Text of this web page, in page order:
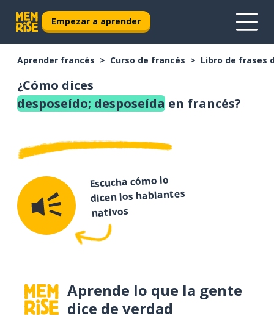
Empezar a aprender
Aprender francés Curso de francés Libro de frases
¿Cómo dices
desposeído; desposeída en francés?
Escucha cómo lo
dicen los hablantes
nativos
Aprende lo que la gente
dice de verdad